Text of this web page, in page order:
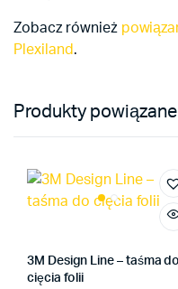
Zobacz również
Plexiland.
Produkty powiązane
3M Design Line – taśma do
cięcia folii